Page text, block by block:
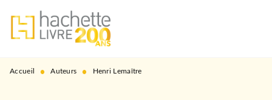
MENU RECHERCHE
PIED DE PAGE
Accueil • Auteurs • Henri Lemaître